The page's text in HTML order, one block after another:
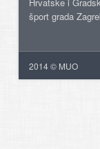
šport grada
2014 © MUO